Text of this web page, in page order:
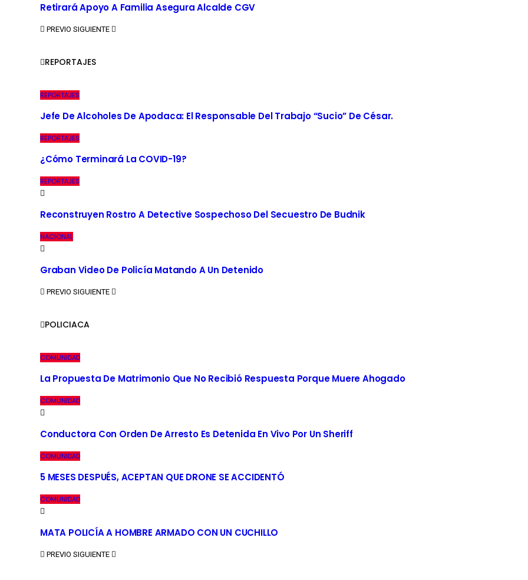
Retirará Apoyo A Familia Asegura Alcalde CGV
PREVIO SIGUIENTE
REPORTAJES
REPORTAJES
Jefe De Alcoholes De Apodaca: El Responsable Del Trabajo “sucio” De César.
REPORTAJES
¿Cómo Terminará La COVID-19?
REPORTAJES
Reconstruyen Rostro A Detective Sospechoso Del Secuestro De Budnik
NACIONAL
Graban Video De Policía Matando A Un Detenido
PREVIO SIGUIENTE
POLICIACA
COMUNIDAD
La Propuesta De Matrimonio Que No Recibió Respuesta Porque Muere Ahogado
COMUNIDAD
Conductora Con Orden De Arresto Es Detenida En Vivo Por Un Sheriff
COMUNIDAD
5 MESES DESPUÉS, ACEPTAN QUE DRONE SE ACCIDENTÓ
COMUNIDAD
MATA POLICÍA A HOMBRE ARMADO CON UN CUCHILLO
PREVIO SIGUIENTE